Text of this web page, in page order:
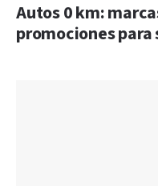
Autos 0 km:
promociones